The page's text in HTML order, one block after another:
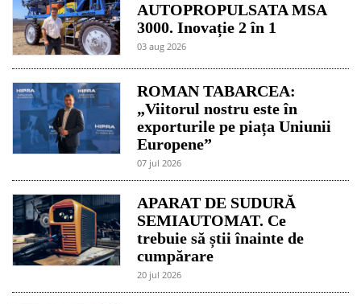
AUTOPROPULSATA MSA
3000. Inovație 2 în 1
03 aug 2026
ROMAN TABARCEA:
„Viitorul nostru este în
exporturile pe piața Uniunii
Europene”
07 jul 2026
APARAT DE SUDURĂ
SEMIAUTOMAT. Ce
trebuie să știi înainte de
cumpărare
20 jul 2026